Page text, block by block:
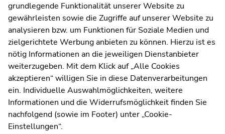
Moodle
UNIGRAZonline
Impressum
Datenschutzerklärung
Cookie-Einstellungen
Barrierefreiheitserklärung
WetterstationUni Graz
grundlegende Funktionalität unserer Website zu
gewährleisten sowie die Zugriffe auf unserer Website zu
analysieren bzw. um Funktionen für Soziale Medien und
zielgerichtete Werbung anbieten zu können. Hierzu ist es
nötig Informationen an die jeweiligen Dienstanbieter
weiterzugeben. Mit dem Klick auf „Alle Cookies
akzeptieren“ willigen Sie in diese Datenverarbeitungen
ein. Individuelle Auswahlmöglichkeiten, weitere
Informationen und die Widerrufsmöglichkeit finden Sie
nachfolgend (sowie im Footer) unter „Cookie-
Einstellungen“.